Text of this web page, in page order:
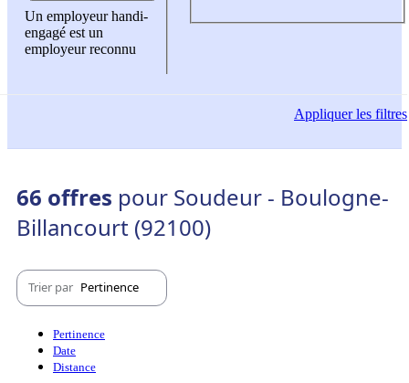
Un employeur handi-
engagé est un
employeur reconnu
Appliquerles filtres
66 offres pour Soudeur - Boulogne-
Billancourt (92100)
Trier par Pertinence
Pertinence
Date
Distance